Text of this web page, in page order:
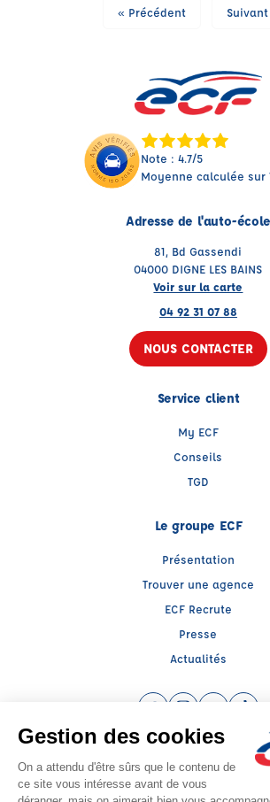
« Précédent
Note : 4.7/5
Moyenne calculée sur
Adresse de l'auto-école
81, Bd Gassendi
04000 DIGNE LES BAINS
Voir sur la carte
04 92 31 07 88
NOUS CONTACTER
Service client
My ECF
Conseils
TGD
Le groupe ECF
Présentation
Trouver une agence
ECF Recrute
Presse
Actualités
FacebookInstagram
Raison sociale : SUD PREVENTION SECURITE
20000€
SIREN: 814514188 - Numéro de TVA